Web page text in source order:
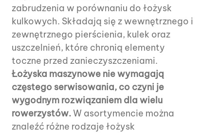
zabrudzenia w porównaniu do łożysk
kulkowych. Składają się z wewnętrznego i
zewnętrznego pierścienia, kulek oraz
uszczelnień, które chronią elementy
toczne przed zanieczyszczeniami.
Łożyska maszynowe nie wymagają
częstego serwisowania, co czyni je
wygodnym rozwiązaniem dla wielu
rowerzystów. W asortymencie można
znaleźć różne rodzaje łożysk